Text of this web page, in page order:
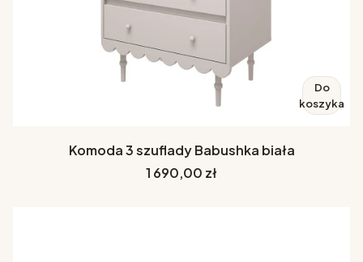
Do
koszyka
Komoda 3 szuflady Babushka biała
Cena
1 690,00 zł